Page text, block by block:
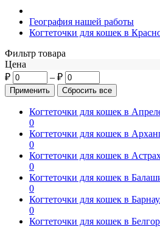
География нашей работы
Когтеточки для кошек в
Фильтр товара
Цена
₽
– ₽
Когтеточки для кошек в
0
Когтеточки для кошек в
0
Когтеточки для кошек в
0
Когтеточки для кошек в
0
Когтеточки для кошек в
0
Когтеточки для кошек в